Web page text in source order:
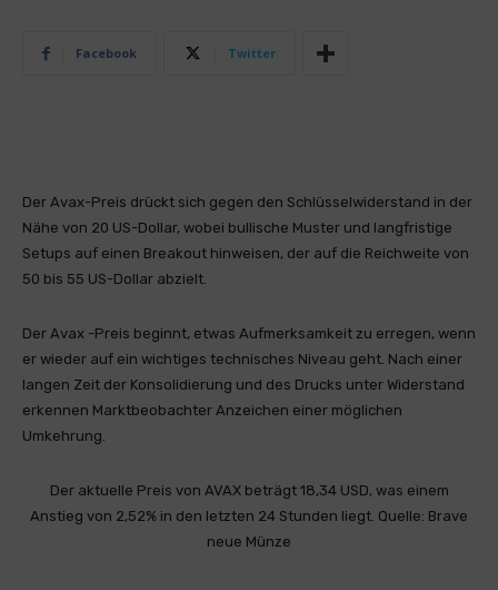
Facebook Twitter
Der Avax-Preis drückt sich gegen den Schlüsselwiderstand in der
Nähe von 20 US-Dollar, wobei bullische Muster und langfristige
Setups auf einen Breakout hinweisen, der auf die Reichweite von
50 bis 55 US-Dollar abzielt.
Der Avax -Preis beginnt, etwas Aufmerksamkeit zu erregen, wenn
er wieder auf ein wichtiges technisches Niveau geht. Nach einer
langen Zeit der Konsolidierung und des Drucks unter Widerstand
erkennen Marktbeobachter Anzeichen einer möglichen
Umkehrung.
Der aktuelle Preis von AVAX beträgt 18,34 USD, was einem
Anstieg von 2,52% in den letzten 24 Stunden liegt. Quelle: Brave
neue Münze